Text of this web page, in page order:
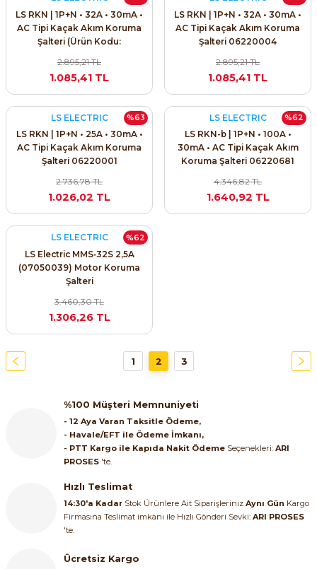
Yol Vericiler
Pako Şalterler
LS RKN | 1P+N • 32A • 30mA •
AC Tipi Kaçak Akım Koruma
Şalteri (Ürün Kodu:
2.895,21 TL
1.085,41 TL
LS RKN | 1P+N • 32A • 30mA •
AC Tipi Kaçak Akım Koruma
Şalteri 06220004
2.895,21 TL
1.085,41 TL
%63
LS ELECTRIC
LS RKN | 1P+N • 25A • 30mA •
AC Tipi Kaçak Akım Koruma
Şalteri 06220001
2.736,78 TL
1.026,02 TL
%62
LS ELECTRIC
LS RKN-b | 1P+N • 100A •
30mA • AC Tipi Kaçak Akım
Koruma Şalteri 06220681
4.346,82 TL
1.640,92 TL
%62
LS ELECTRIC
LS Electric MMS‑32S 2,5A
(07050039) Motor Koruma
Şalteri
3.460,30 TL
1.306,26 TL
1 2 3
%100 Müşteri Memnuniyeti
- 12 Aya Varan Taksitle Ödeme,
- Havale/EFT ile Ödeme İmkanı,
- PTT Kargo ile Kapıda Nakit Ödeme Seçenekleri: ARI
PROSES 'te.
Hızlı Teslimat
14:30'a Kadar Stok Ürünlere Ait Siparişleriniz Aynı Gün Kargo
Firmasına Teslimat imkanı ile Hızlı Gönderi Sevki: ARI PROSES
'te.
Ücretsiz Kargo